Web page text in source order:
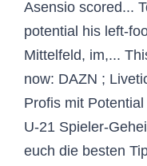
Asensio scored...
potential his left-
Mittelfeld, im,...
now: DAZN ;
Profis mit
U-21 Spieler-
euch die besten